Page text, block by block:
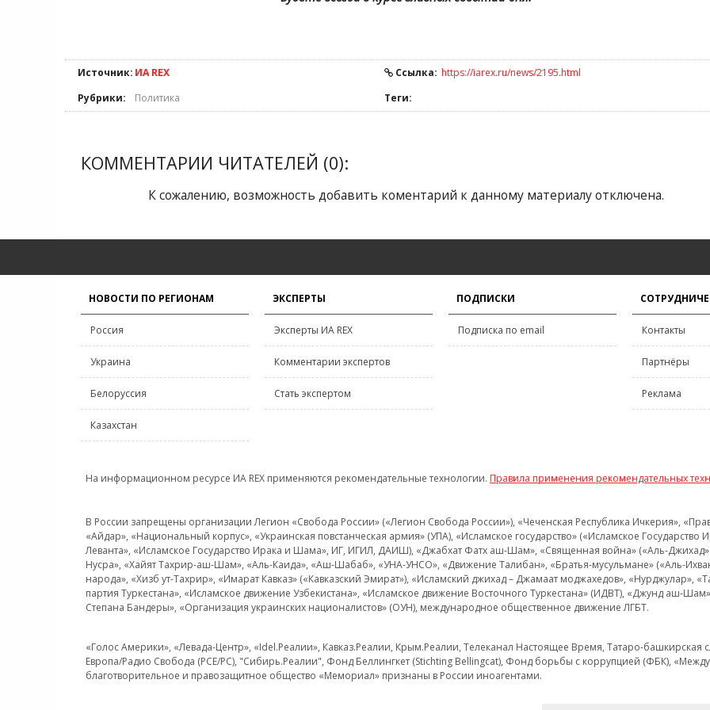
Источник: ИА REX Ссылка: https://iarex.ru/news/2195.html
Рубрики:
Политика Теги:
КОММЕНТАРИИ ЧИТАТЕЛЕЙ (0):
К сожалению, возможность добавить коментарий к данному материалу отключена.
НОВОСТИ ПО РЕГИОНАМ
Россия
Украина
Белоруссия
Казахстан
ЭКСПЕРТЫ
Эксперты ИА REX
Комментарии экспертов
Стать экспертом
ПОДПИСКИ
Подписка по email Контакты
Партнёры
Реклама
На информационном ресурсе ИА REX применяются рекомендательные технологии. Правила применения рекомендательных
В России запрещены организации Легион «Свобода России» («Легион Свобода России»), «Чеченская Республика Ичкерия»,
«Айдар», «Национальный корпус», «Украинская повстанческая армия» (УПА), «Исламское государство» («Исламское
Леванта», «Исламское Государство Ирака и Шама», ИГ, ИГИЛ, ДАИШ), «Джабхат Фатх аш-Шам», «Священная война» («Аль-Джихад»
Нусра», «Хайят Тахрир-аш-Шам», «Аль-Каида», «Аш-Шабаб», «УНА-УНСО», «Движение Талибан», «Братья-мусульмане» («Аль-
народа», «Хизб ут-Тахрир», «Имарат Кавказ» («Кавказский Эмират»), «Исламский джихад – Джамаат моджахедов», «Нурджулар»,
партия Туркестана», «Исламское движение Узбекистана», «Исламское движение Восточного Туркестана» (ИДВТ), «Джунд аш-
Степана Бандеры», «Организация украинских националистов» (ОУН), международное общественное движение ЛГБТ.
«Голос Америки», «Левада-Центр», «Idel.Реалии», Кавказ.Реалии, Крым.Реалии, Телеканал Настоящее Время, Татаро-
Европа/Радио Свобода (PCE/PC), "Сибирь.Реалии", Фонд Беллингкет (Stichting Bellingcat), Фонд борьбы с коррупцией (ФБК),
благотворительное и правозащитное общество «Мемориал» признаны в России иноагентами.